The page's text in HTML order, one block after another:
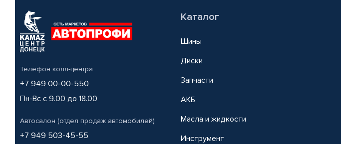
Телефон колл-центра
+7 949 00-00-550
Пн-Вс с 9.00 до 18.00
Автосалон (отдел продаж автомобилей)
+7 949 503-45-55
Каталог
Шины
Диски
Запчасти
АКБ
Масла и жидкости
Инструмент